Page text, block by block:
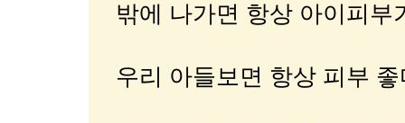
밖에 나가면 항상 아이피
우리 아들보면 항상 피부